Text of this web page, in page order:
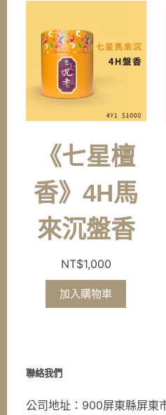
《七星檀
香》4H馬
來沉盤香
NT$1,000
加入購物車
聯絡我們
公司地址：900屏東縣屏東